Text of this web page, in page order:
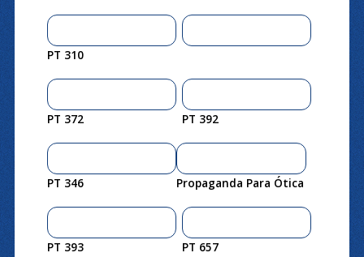
PT 310
PT 372 PT 392
PT 346 Propaganda Para Ótica
PT 393 PT 657